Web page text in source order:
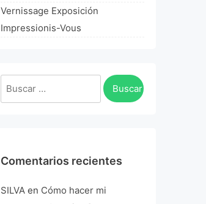
Vernissage Exposición
Impressionis-Vous
Buscar:
Comentarios recientes
SILVA en Cómo hacer mi